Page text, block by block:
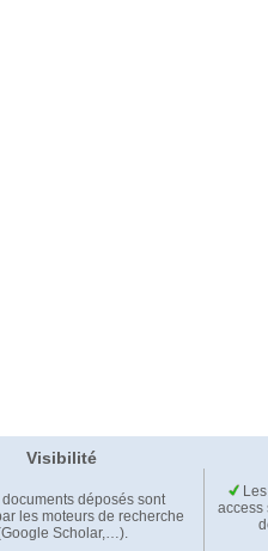
Visibilité
déposés sont
les moteurs de recherche
Scholar,…).
access